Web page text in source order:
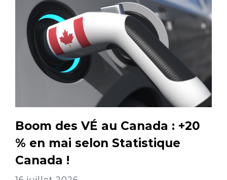
Boom des VÉ au Canada : +20
% en mai selon Statistique
Canada !